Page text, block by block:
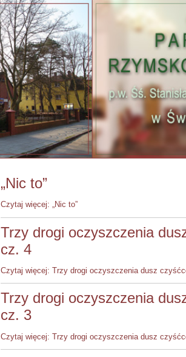
„Nic to”
Czytaj więcej: „Nic to”
Trzy drogi oczyszczenia
cz. 4
Czytaj więcej: Trzy drogi oczyszczenia dusz
Trzy drogi oczyszczenia
cz. 3
Czytaj więcej: Trzy drogi oczyszczenia dusz